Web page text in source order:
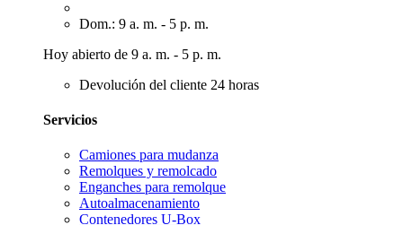
Dom.: 9 a. m. - 5 p. m.
Hoy abierto de 9 a. m. - 5 p. m.
Devolución del cliente 24 horas
Servicios
Camiones para mudanza
Remolques y remolcado
Enganches para remolque
Autoalmacenamiento
Contenedores U-Box